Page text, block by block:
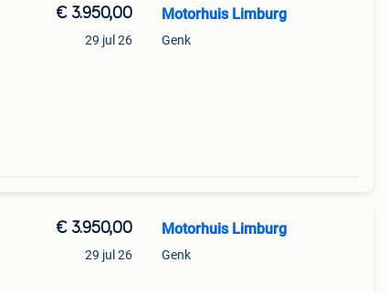
€ 3.950,00
29 jul 26
Motorhuis Limburg
Genk
€ 3.950,00
29 jul 26
Motorhuis Limburg
Genk